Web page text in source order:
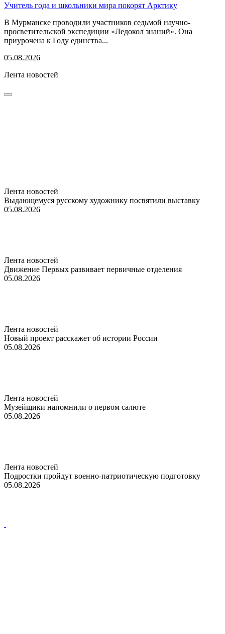
Учитель года и школьники мира покорят Арктику
В Мурманске проводили участников седьмой научно-
просветительской экспедиции «Ледокол знаний». Она
приурочена к Году единства...
05.08.2026
Лента новостей
Лента новостей
Выдающемуся русскому художнику посвятили выставку
05.08.2026
Лента новостей
Движение Первых развивает первичные отделения
05.08.2026
Лента новостей
Новый проект расскажет об истории России
05.08.2026
Лента новостей
Музейщики напомнили о первом салюте
05.08.2026
Лента новостей
Подростки пройдут военно-патриотическую подготовку
05.08.2026